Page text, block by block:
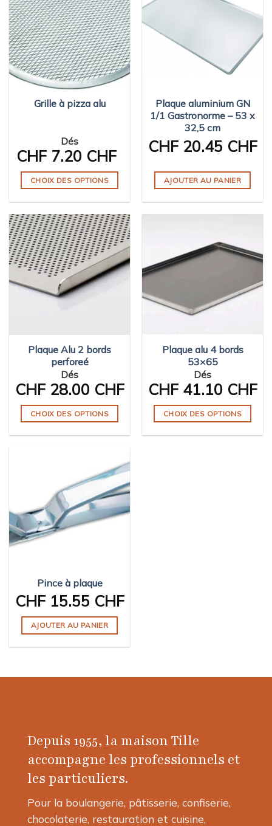
variations.
Les
options
peuvent
être
choisies
sur
la
produit
variations.
être
choisies
la
page
du
produit
Grille à pizza alu
Dés
CHF 7.20 CHF
CHOIX DES OPTIONS
a
plusieurs
variations.
Les
options
peuvent
la
page
du
produit
Plaque aluminium GN
1/1 Gastronorme – 53 x
32,5 cm
CHF20.45 CHF
AJOUTER AU PANIER
Plaque Alu 2 bords
perforeé
Dés
CHF28.00 CHF
CHOIX DES OPTIONS
plusieurs
variations.
Les
options
peuvent
la
page
produit
Plaque alu 4 bords
53×65
Dés
CHF41.10 CHF
CHOIX DES OPTIONS
Pince à plaque
CHF15.55 CHF
AJOUTER AU PANIER
Depuis 1955, la maison Tille
accompagne les professionnels et
les particuliers.
Pour la boulangerie, pâtisserie, confiserie,
chocolaterie, restauration et cuisine,